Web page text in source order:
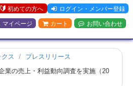
所
初めての方へ
ログイン・メンバー登録
マイページ カート お問い合わせ
ス
プレスリリース
業の売上・利益動向調査を実施（20